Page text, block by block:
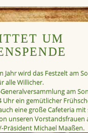
UM
Jahr wird das Festzelt am
alle Willicher.
Generalversammlung am
Uhr ein gemütlicher
eine große Cafeteria
unseren Vorstandsfrauen
Präsident Michael Maaßen.